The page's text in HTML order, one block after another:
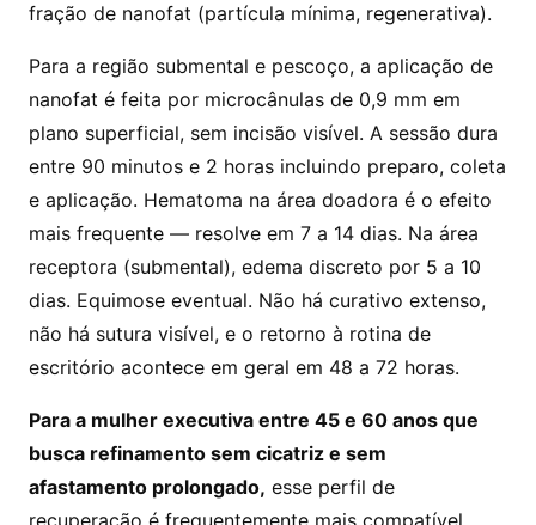
fração de nanofat (partícula mínima, regenerativa).
Para a região submental e pescoço, a aplicação de
nanofat é feita por microcânulas de 0,9 mm em
plano superficial, sem incisão visível. A sessão dura
entre 90 minutos e 2 horas incluindo preparo, coleta
e aplicação. Hematoma na área doadora é o efeito
mais frequente — resolve em 7 a 14 dias. Na área
receptora (submental), edema discreto por 5 a 10
dias. Equimose eventual. Não há curativo extenso,
não há sutura visível, e o retorno à rotina de
escritório acontece em geral em 48 a 72 horas.
Para a mulher executiva entre 45 e 60 anos que
busca refinamento sem cicatriz e sem
afastamento prolongado, esse perfil de
recuperação é frequentemente mais compatível